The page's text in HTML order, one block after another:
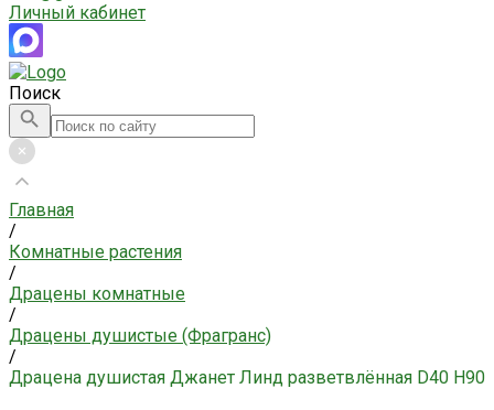
Личный кабинет
Поиск
Главная
/
Комнатные растения
/
Драцены комнатные
/
Драцены душистые (Фрагранс)
/
Драцена душистая Джанет Линд разветвлённая D40 H90